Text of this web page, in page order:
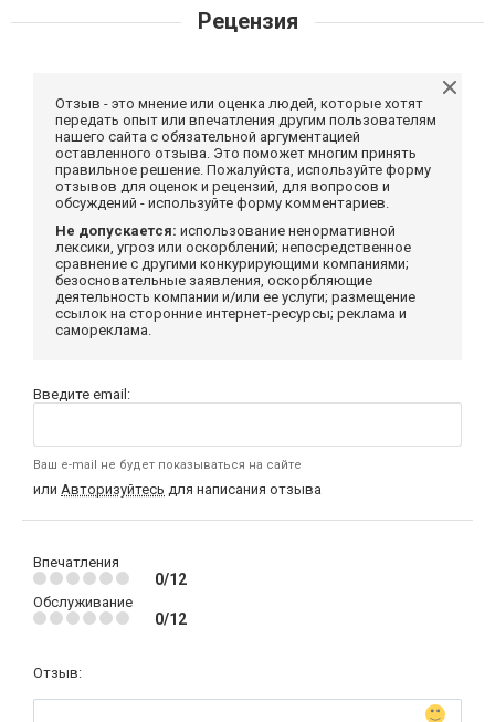
Рецензия
Отзыв - это мнение или оценка людей, которые хотят
передать опыт или впечатления другим пользователям
нашего сайта с обязательной аргументацией
оставленного отзыва. Это поможет многим принять
правильное решение. Пожалуйста, используйте форму
отзывов для оценок и рецензий, для вопросов и
обсуждений - используйте форму комментариев.
Не допускается: использование ненормативной
лексики, угроз или оскорблений; непосредственное
сравнение с другими конкурирующими компаниями;
безосновательные заявления, оскорбляющие
деятельность компании и/или ее услуги; размещение
ссылок на сторонние интернет-ресурсы; реклама и
самореклама.
Введите email:
Ваш e-mail не будет показываться на сайте
или Авторизуйтесь для написания отзыва
Впечатления
0/12
Обслуживание
0/12
Отзыв: